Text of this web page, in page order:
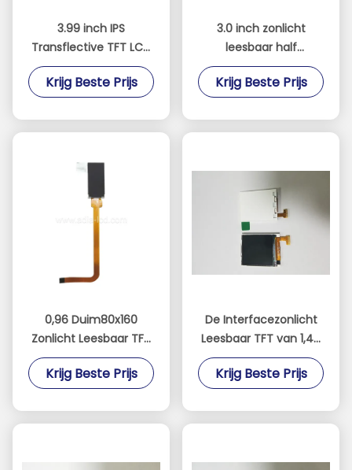
3.99 inch IPS
Transflective TFT LCD
MIPI Interface voor
industriële handheld
Krijg Beste Prijs
3.0 inch zonlicht
leesbaar half
transparante half
reflecterende TFT LCD
resolutie en meerdere
Krijg Beste Prijs
0,96 Duim80x160
Zonlicht Leesbaar TFT
met SPI-Interface
Krijg Beste Prijs
De Interfacezonlicht
Leesbaar TFT van 1,44
Duimspi met 128*128-
Pixel
Krijg Beste Prijs